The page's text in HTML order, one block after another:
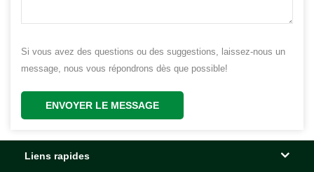
Si vous avez des questions ou des suggestions, laissez-nous un
message, nous vous répondrons dès que possible!
ENVOYER LE MESSAGE
Liens rapides